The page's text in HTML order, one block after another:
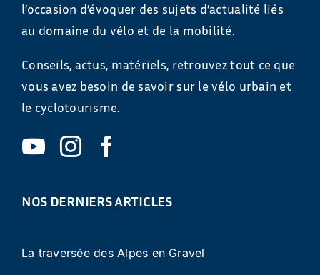
l’occasion d’évoquer des sujets d’actualité liés
au domaine du vélo et de la mobilité.
Conseils, actus, matériels, retrouvez tout ce que
vous avez besoin de savoir sur le vélo urbain et
le cyclotourisme.
NOS DERNIERS ARTICLES
La traversée des Alpes en Gravel